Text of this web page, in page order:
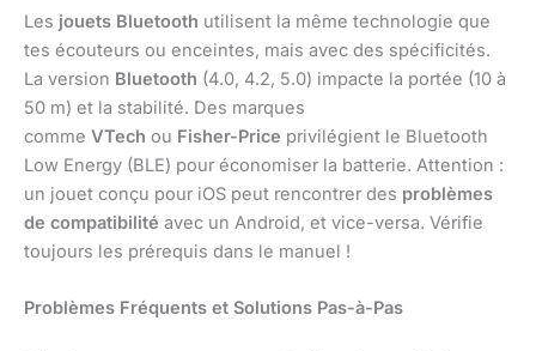
Les jouets Bluetooth utilisent la même technologie que
tes écouteurs ou enceintes, mais avec des spécificités.
La version Bluetooth (4.0, 4.2, 5.0) impacte la portée (10 à
50 m) et la stabilité. Des marques
comme VTech ou Fisher-Price privilégient le Bluetooth
Low Energy (BLE) pour économiser la batterie. Attention :
un jouet conçu pour iOS peut rencontrer des problèmes
de compatibilité avec un Android, et vice-versa. Vérifie
toujours les prérequis dans le manuel !
Problèmes Fréquents et Solutions Pas-à-Pas